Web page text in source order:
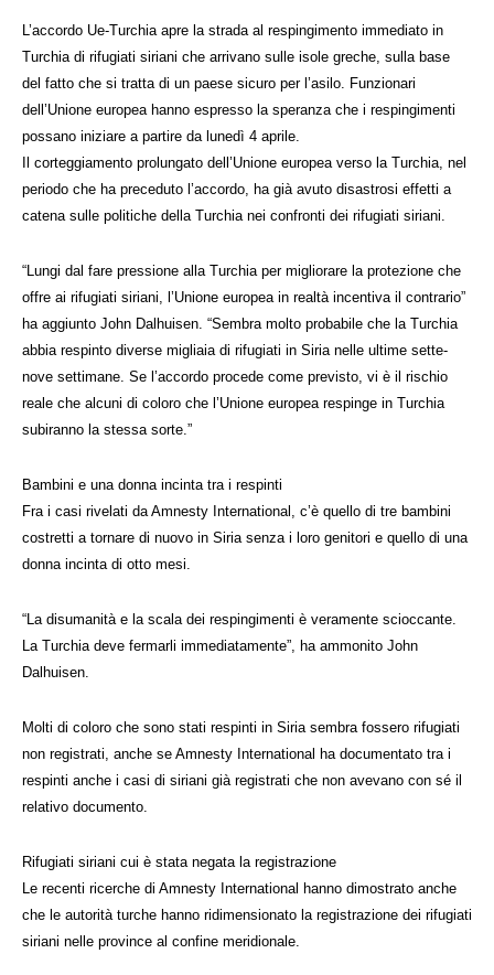
L’accordo Ue-Turchia apre la strada al respingimento immediato in
Turchia di rifugiati siriani che arrivano sulle isole greche, sulla base
del fatto che si tratta di un paese sicuro per l’asilo. Funzionari
dell’Unione europea hanno espresso la speranza che i respingimenti
possano iniziare a partire da lunedì 4 aprile.
Il corteggiamento prolungato dell’Unione europea verso la Turchia, nel
periodo che ha preceduto l’accordo, ha già avuto disastrosi effetti a
catena sulle politiche della Turchia nei confronti dei rifugiati siriani.
“Lungi dal fare pressione alla Turchia per migliorare la protezione che
offre ai rifugiati siriani, l’Unione europea in realtà incentiva il contrario”
ha aggiunto John Dalhuisen. “Sembra molto probabile che la Turchia
abbia respinto diverse migliaia di rifugiati in Siria nelle ultime sette-
nove settimane. Se l’accordo procede come previsto, vi è il rischio
reale che alcuni di coloro che l’Unione europea respinge in Turchia
subiranno la stessa sorte.”
Bambini e una donna incinta tra i respinti
Fra i casi rivelati da Amnesty International, c’è quello di tre bambini
costretti a tornare di nuovo in Siria senza i loro genitori e quello di una
donna incinta di otto mesi.
“La disumanità e la scala dei respingimenti è veramente scioccante.
La Turchia deve fermarli immediatamente”, ha ammonito John
Dalhuisen.
Molti di coloro che sono stati respinti in Siria sembra fossero rifugiati
non registrati, anche se Amnesty International ha documentato tra i
respinti anche i casi di siriani già registrati che non avevano con sé il
relativo documento.
Rifugiati siriani cui è stata negata la registrazione
Le recenti ricerche di Amnesty International hanno dimostrato anche
che le autorità turche hanno ridimensionato la registrazione dei rifugiati
siriani nelle province al confine meridionale.